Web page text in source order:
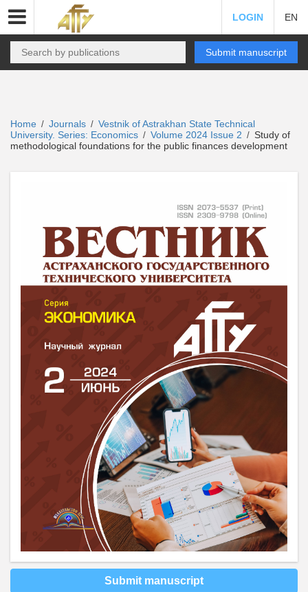
LOGIN EN
Submit manuscript
Home / Journals / Vestnik of Astrakhan State Technical
University. Series: Economics / Volume 2024 Issue 2 / Study of
methodological foundations for the public finances development
Submit manuscript